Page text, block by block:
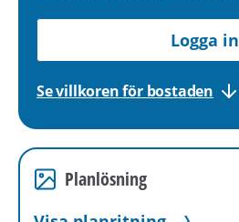
Logga in
Se villkoren för bostaden
Planlösning